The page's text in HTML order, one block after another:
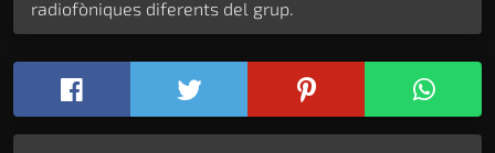
radiofòniques diferents del grup.